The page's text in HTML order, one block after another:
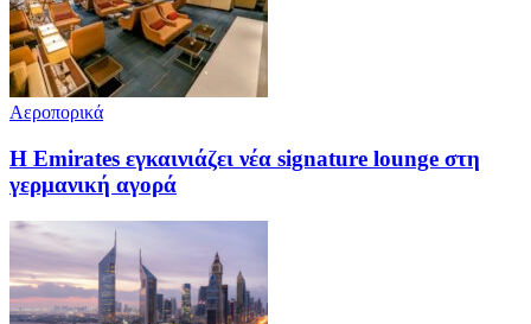
Αεροπορικά
Η Emirates εγκαινιάζει νέα signature lounge στη
γερμανική αγορά